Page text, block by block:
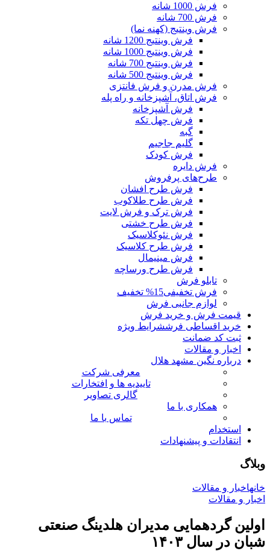
فرش 1000 شانه
فرش 700 شانه
فرش وینتیج (کهنه نما)
فرش وینتیج 1200 شانه
فرش وینتیج 1000 شانه
فرش وینتیج 700 شانه
فرش وینتیج 500 شانه
فرش مدرن و فرش فانتزی
فرش اتاق، آشپزخانه و راه پله
فرش آشپزخانه
فرش چهل تکه
گبه
گلیم جاجیم
فرش کودک
فرش دایره
طرح‌های پرفروش
فرش طرح افشان
فرش طرح طلاکوب
فرش ترک و فرش لایت
فرش طرح خشتی
فرش نئوکلاسیک
فرش طرح کلاسیک
فرش مینیمال
فرش طرح ورساچه
تابلو فرش
فرش تخفیفی15% تخفیف
لوازم جانبی فرش
قیمت فرش و خرید فرش
خرید اقساطی فرششرایط ویژه
ثبت کد ضمانت
اخبار و مقالات
درباره نگین مشهد هلال
معرفی شرکت
تاییدیه ها و افتخارات
گالری تصاویر
همکاری با ما
تماس با ما
استخدام
انتقادات و پیشنهادات
وبلاگ
خانهاخبار و مقالات
اخبار و مقالات
اولین گردهمایی مدیران هلدینگ صنعتی
شبان در سال ۱۴۰۳